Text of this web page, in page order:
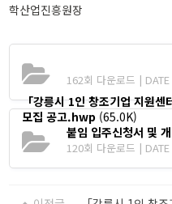
학산업진흥원장
「강릉시 1인 창조기업 지원
모집 공고.hwp (65.0K)
162회 다운로드 |
붙임 입주신청서 및
120회 다운로드 |